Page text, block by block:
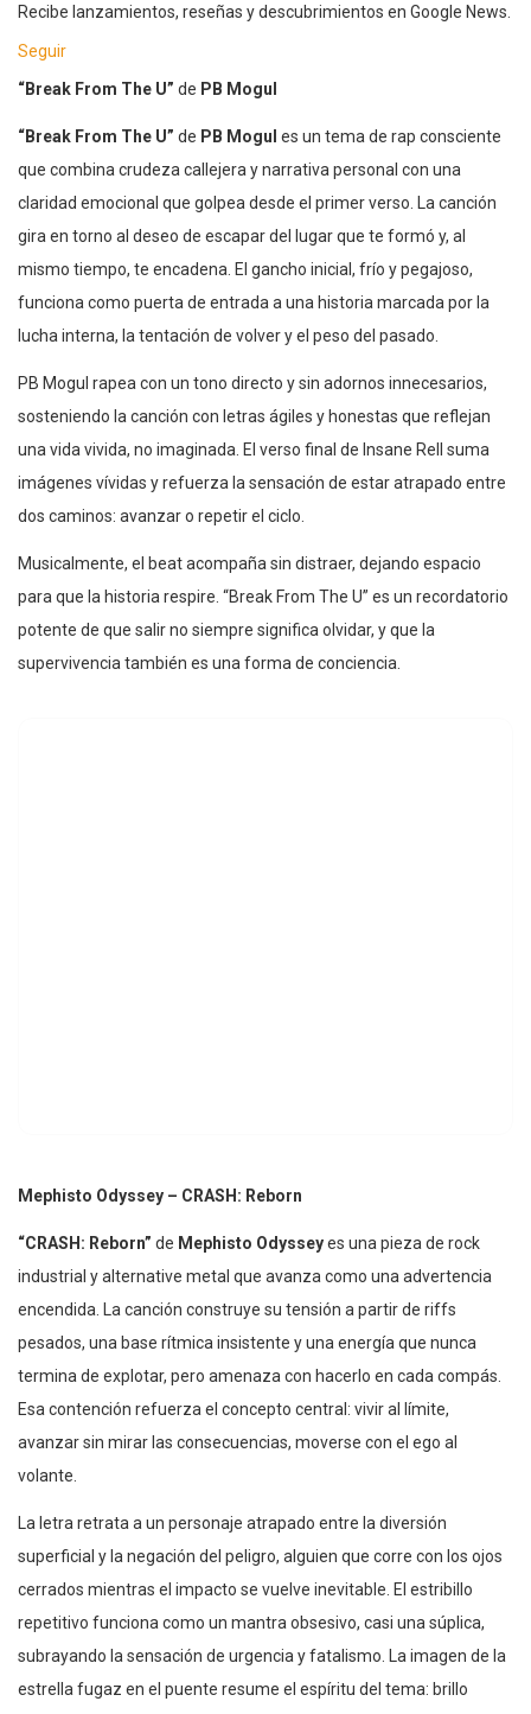
Recibe lanzamientos, reseñas y descubrimientos en Google News.
Seguir
“Break From The U” de PB Mogul
“Break From The U” de PB Mogul es un tema de rap consciente
que combina crudeza callejera y narrativa personal con una
claridad emocional que golpea desde el primer verso. La canción
gira en torno al deseo de escapar del lugar que te formó y, al
mismo tiempo, te encadena. El gancho inicial, frío y pegajoso,
funciona como puerta de entrada a una historia marcada por la
lucha interna, la tentación de volver y el peso del pasado.
PB Mogul rapea con un tono directo y sin adornos innecesarios,
sosteniendo la canción con letras ágiles y honestas que reflejan
una vida vivida, no imaginada. El verso final de Insane Rell suma
imágenes vívidas y refuerza la sensación de estar atrapado entre
dos caminos: avanzar o repetir el ciclo.
Musicalmente, el beat acompaña sin distraer, dejando espacio
para que la historia respire. “Break From The U” es un recordatorio
potente de que salir no siempre significa olvidar, y que la
supervivencia también es una forma de conciencia.
Mephisto Odyssey – CRASH: Reborn
“CRASH: Reborn” de Mephisto Odysseyes una pieza de rock
industrial y alternative metal que avanza como una advertencia
encendida. La canción construye su tensión a partir de riffs
pesados, una base rítmica insistente y una energía que nunca
termina de explotar, pero amenaza con hacerlo en cada compás.
Esa contención refuerza el concepto central: vivir al límite,
avanzar sin mirar las consecuencias, moverse con el ego al
volante.
La letra retrata a un personaje atrapado entre la diversión
superficial y la negación del peligro, alguien que corre con los ojos
cerrados mientras el impacto se vuelve inevitable. El estribillo
repetitivo funciona como un mantra obsesivo, casi una súplica,
subrayando la sensación de urgencia y fatalismo. La imagen de la
estrella fugaz en el puente resume el espíritu del tema: brillo